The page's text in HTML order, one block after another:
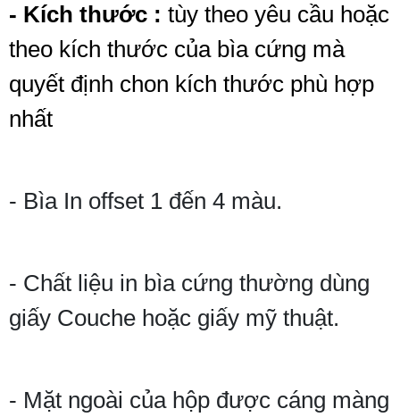
- Kích thước : tùy theo yêu cầu hoặc
theo kích thước của bìa cứng mà
quyết định chon kích thước phù hợp
nhất
- Bìa In offset 1 đến 4 màu.
- Chất liệu in bìa cứng thường dùng
giấy Couche hoặc giấy mỹ thuật.
- Mặt ngoài của hộp được cáng màng